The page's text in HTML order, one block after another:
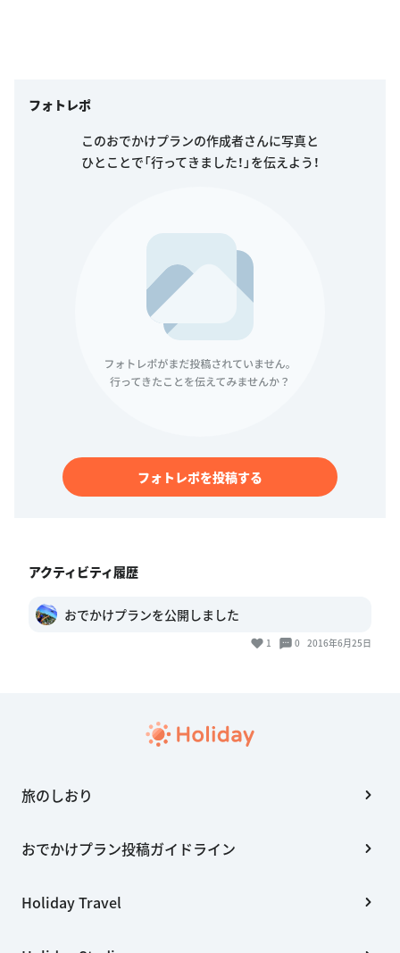
フォトレポ
このおでかけプランの作成者さんに写真と
ひとことで「行ってきました！」を伝えよう！
フォトレポを投稿する
アクティビティ履歴
おでかけプランを公開しました
1 0 2016年6月25日
旅のしおり
おでかけプラン投稿ガイドライン
Holiday Travel